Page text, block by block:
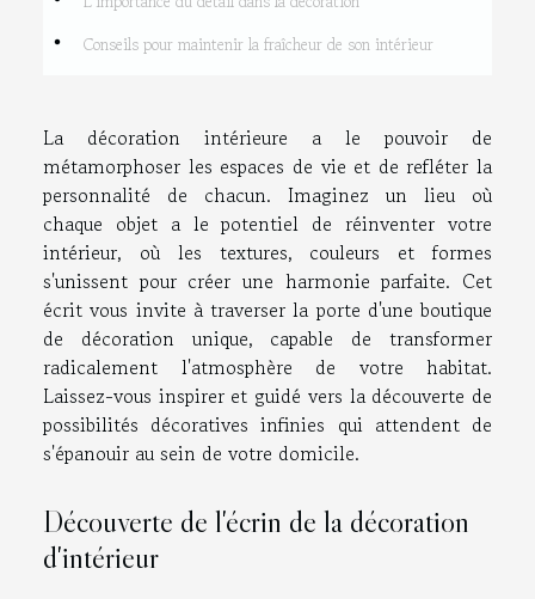
Conseils pour maintenir la fraîcheur de son intérieur
La décoration intérieure a le pouvoir de
métamorphoser les espaces de vie et de refléter la
personnalité de chacun. Imaginez un lieu où
chaque objet a le potentiel de réinventer votre
intérieur, où les textures, couleurs et formes
s'unissent pour créer une harmonie parfaite. Cet
écrit vous invite à traverser la porte d'une boutique
de décoration unique, capable de transformer
radicalement l'atmosphère de votre habitat.
Laissez-vous inspirer et guidé vers la découverte de
possibilités décoratives infinies qui attendent de
s'épanouir au sein de votre domicile.
Découverte de l'écrin de la décoration
d'intérieur